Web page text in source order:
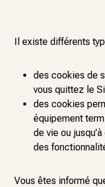
Il existe différents
des cookies de
vous quittez le
des cookies
équipement
de vie ou
des
Vous êtes informé